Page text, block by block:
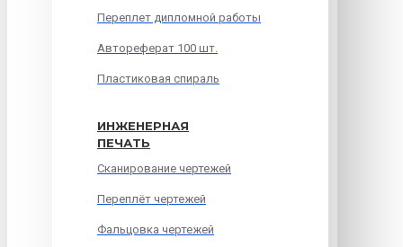
Переплет дипломной работы
Автореферат 100 шт.
Пластиковая спираль
ИНЖЕНЕРНАЯ
ПЕЧАТЬ
Сканирование чертежей
Переплёт чертежей
Фальцовка чертежей